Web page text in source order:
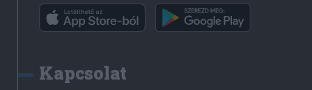
Kapcsolat